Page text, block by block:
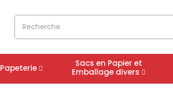
Papeterie
Sacs en Papier et
Emballage divers